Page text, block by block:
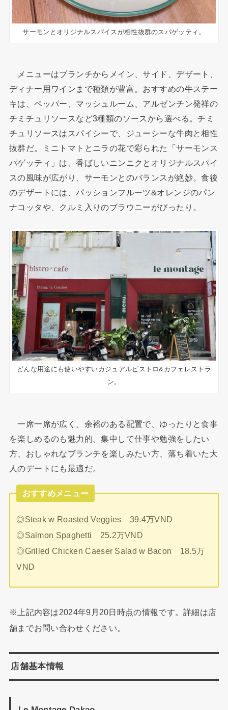
サーモンとオリジナルスパイスが相性抜群のスパゲッティ。
メニューはブランチからメイン、サイド、デザート、
ディナー用ワインまで種類が豊富。おすすめの牛ステー
キは、ペッパー、マッシュルーム、アルゼンチン発祥の
チミチュリソースなど3種類のソースから選べる。チミ
チュリソースはスパイシーで、ジューシーな牛肉と相性
抜群だ。ミニトマトとニラの花で彩られた「サーモンス
パゲッティ」は、香ばしいニンニクとオリジナルスパイ
スの風味が広がり、サーモンとのバランスが絶妙。食後
のデザートには、パッションフルーツ&オレンジのパン
ナコッタや、クルミ入りのブラウニーがぴったり。
どんな用途にも使いやすいカジュアルビストロ&カフェレストラ
ン。
一席一席が広く、余裕のある配置で、ゆったりと食事
を楽しめるのも魅力的。集中して仕事や勉強をしたい
方、おしゃれなブランチを楽しみたい方、落ち着いた大
人のデートにも最適だ。
おすすめメニュー
◎Steak w Roasted Veggies 39.4万VND
◎Salmon Spaghetti 25.2万VND
◎Grilled Chicken Caeser Salad w Bacon 18.5万
VND
※上記内容は2024年9月20日時点の情報です。詳細は店
舗までお問い合わせください。
店舗基本情報